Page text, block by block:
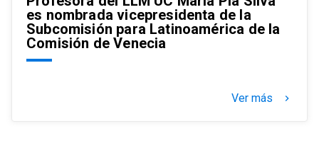
es nombrada vicepresidenta de la
Subcomisión para Latinoamérica de la
Comisión de Venecia
Ver más keyboard_arrow_right